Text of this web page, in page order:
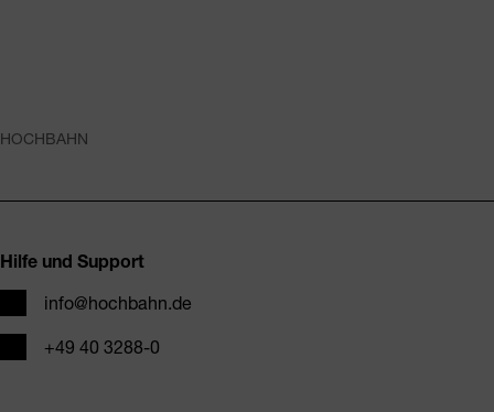
HOCHBAHN
Hilfe und Support
E-Mailinfo@hochbahn.de
Telefon+49 40 3288-0